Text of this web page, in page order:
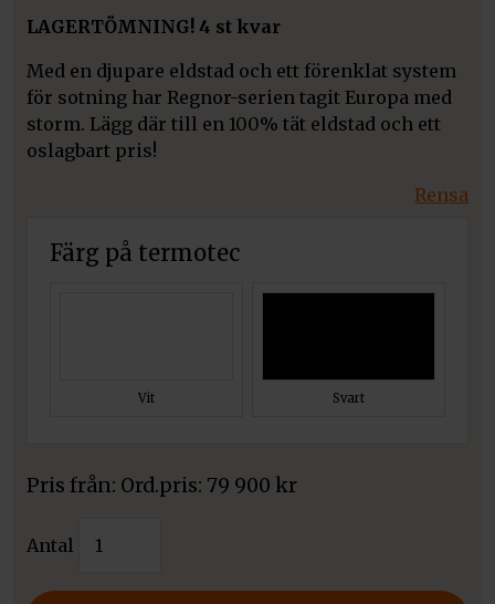
LAGERTÖMNING! 4 st kvar
Med en djupare eldstad och ett förenklat system
för sotning har Regnor-serien tagit Europa med
storm. Lägg där till en 100% tät eldstad och ett
oslagbart pris!
Rensa
Färg på termotec
Vit Svart
Pris från: 79 900 kr
Antal
Kratki